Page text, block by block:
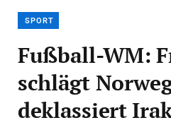
SPORT
Fußball-WM:
schlägt
deklassiert